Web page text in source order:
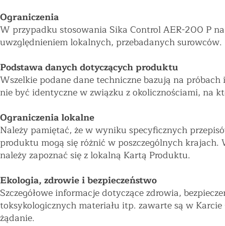
Ograniczenia
W przypadku stosowania Sika Control AER-200 P
uwzględnieniem lokalnych, przebadanych surowców.
Podstawa danych dotyczących produktu
Wszelkie podane dane techniczne bazują na
nie być identyczne w związku z okolicznościami, na
Ograniczenia lokalne
Należy pamiętać, że w wyniku specyficznych
produktu mogą się różnić w poszczególnych
należy zapoznać się z lokalną Kartą Produktu.
Ekologia, zdrowie i bezpieczeństwo
Szczegółowe informacje dotyczące zdrowia,
toksykologicznych materiału itp. zawarte są w
żądanie.